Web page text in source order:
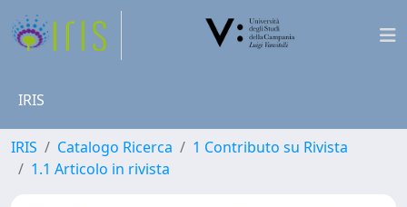
IRIS
IRIS Catalogo Ricerca
1 Contributo su Rivista
1.1 Articolo in rivista